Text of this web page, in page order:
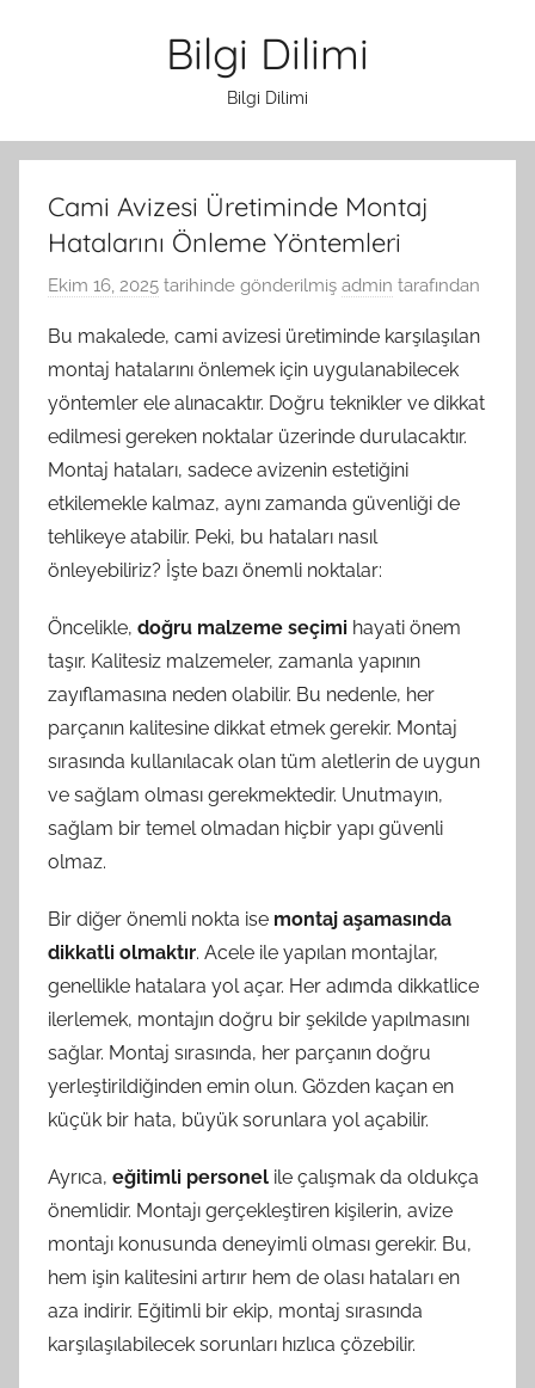
Bilgi Dilimi
Bilgi Dilimi
Cami Avizesi Üretiminde Montaj
Hatalarını Önleme Yöntemleri
Ekim 16, 2025 tarihinde gönderilmiş admin tarafından
Bu makalede, cami avizesi üretiminde karşılaşılan
montaj hatalarını önlemek için uygulanabilecek
yöntemler ele alınacaktır. Doğru teknikler ve dikkat
edilmesi gereken noktalar üzerinde durulacaktır.
Montaj hataları, sadece avizenin estetiğini
etkilemekle kalmaz, aynı zamanda güvenliği de
tehlikeye atabilir. Peki, bu hataları nasıl
önleyebiliriz? İşte bazı önemli noktalar:
Öncelikle, doğru malzeme seçimi hayati önem
taşır. Kalitesiz malzemeler, zamanla yapının
zayıflamasına neden olabilir. Bu nedenle, her
parçanın kalitesine dikkat etmek gerekir. Montaj
sırasında kullanılacak olan tüm aletlerin de uygun
ve sağlam olması gerekmektedir. Unutmayın,
sağlam bir temel olmadan hiçbir yapı güvenli
olmaz.
Bir diğer önemli nokta ise montaj aşamasında
dikkatli olmaktır. Acele ile yapılan montajlar,
genellikle hatalara yol açar. Her adımda dikkatlice
ilerlemek, montajın doğru bir şekilde yapılmasını
sağlar. Montaj sırasında, her parçanın doğru
yerleştirildiğinden emin olun. Gözden kaçan en
küçük bir hata, büyük sorunlara yol açabilir.
Ayrıca, eğitimli personel ile çalışmak da oldukça
önemlidir. Montajı gerçekleştiren kişilerin, avize
montajı konusunda deneyimli olması gerekir. Bu,
hem işin kalitesini artırır hem de olası hataları en
aza indirir. Eğitimli bir ekip, montaj sırasında
karşılaşılabilecek sorunları hızlıca çözebilir.